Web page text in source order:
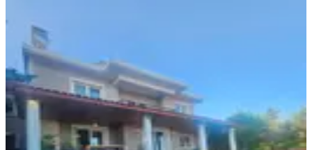
5+1· 320 m²·05.08.2026
14.550.000 ₺